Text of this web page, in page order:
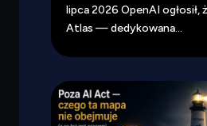
lipca 2026 OpenAI ogłosił,
Atlas — dedykowana...